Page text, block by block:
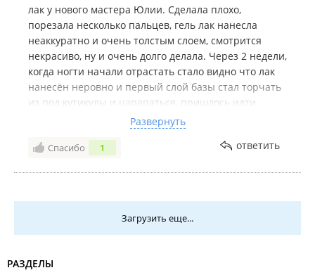
лак у нового мастера Юлии. Сделала плохо,
порезала несколько пальцев, гель лак нанесла
неаккуратно и очень толстым слоем, смотрится
некрасиво, ну и очень долго делала. Через 2 недели,
когда ногти начали отрастать стало видно что лак
нанесён неровно и первый слой базы стал торчать
из под кутикулы и царапаться, пришлось идти
переделывать. Может опыта мало, а может просто
не умеет. Не рекомендую именно этого мастера.
Развернуть
Спасибо 1 ответить
Загрузить еще...
РАЗДЕЛЫ